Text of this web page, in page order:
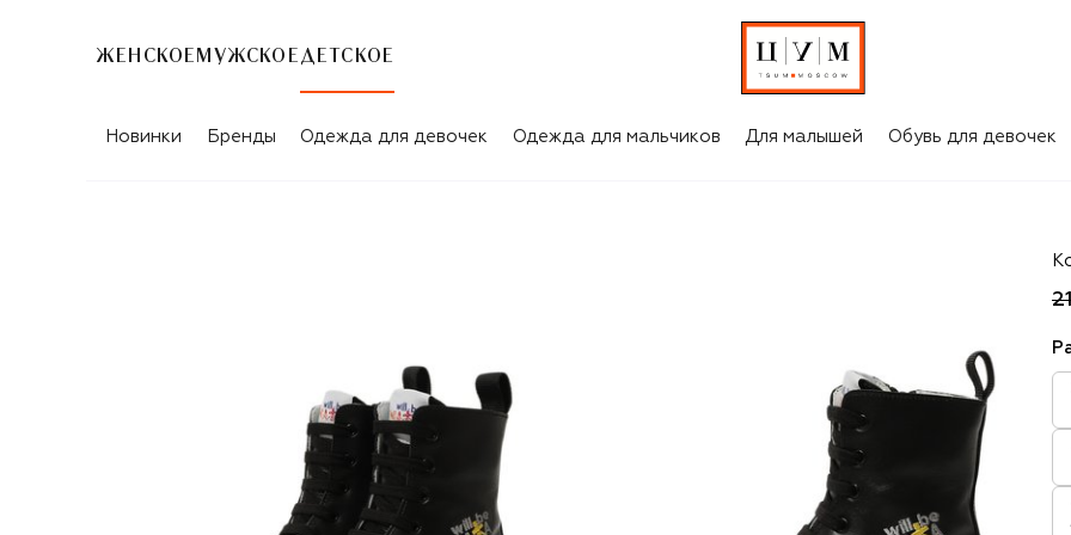
ЖЕНСКОЕ МУЖСКОЕ ДЕТСКОЕ
Новинки Бренды Одежда для девочек Одежда для мальчиков Для малышей Обувь для девочек